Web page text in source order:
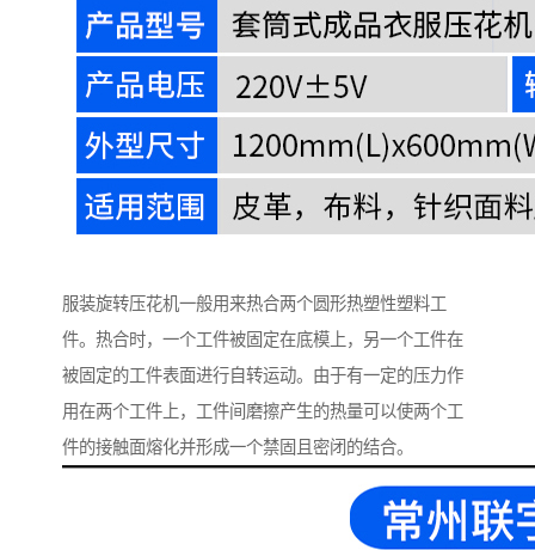
服装旋转压花机一般用来热合两个圆形热塑性塑料工
件。热合时，一个工件被固定在底模上，另一个工件在
被固定的工件表面进行自转运动。由于有一定的压力作
用在两个工件上，工件间磨擦产生的热量可以使两个工
件的接触面熔化并形成一个禁固且密闭的结合。